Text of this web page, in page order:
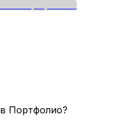
Портфолио?